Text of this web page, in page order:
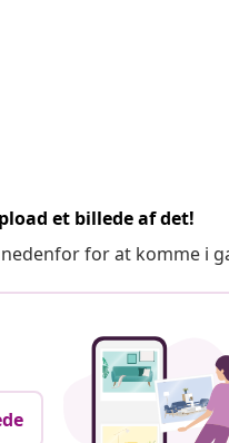
et billede af det!
for at komme i